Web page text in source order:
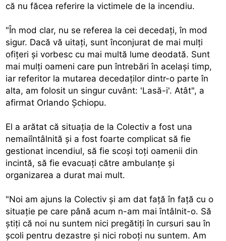
că nu făcea referire la victimele de la incendiu.
"În mod clar, nu se referea la cei decedaţi, în mod
sigur. Dacă vă uitaţi, sunt înconjurat de mai mulţi
ofiţeri şi vorbesc cu mai multă lume deodată. Sunt
mai mulţi oameni care pun întrebări în acelaşi timp,
iar referitor la mutarea decedaţilor dintr-o parte în
alta, am folosit un singur cuvânt: 'Lasă-i'. Atât", a
afirmat Orlando Şchiopu.
El a arătat că situaţia de la Colectiv a fost una
nemaiîntâlnită şi a fost foarte complicat să fie
gestionat incendiul, să fie scoşi toţi oamenii din
incintă, să fie evacuaţi către ambulanţe şi
organizarea a durat mai mult.
"Noi am ajuns la Colectiv şi am dat faţă în faţă cu o
situaţie pe care până acum n-am mai întâlnit-o. Să
ştiţi că noi nu suntem nici pregătiţi în cursuri sau în
şcoli pentru dezastre şi nici roboţi nu suntem. Am